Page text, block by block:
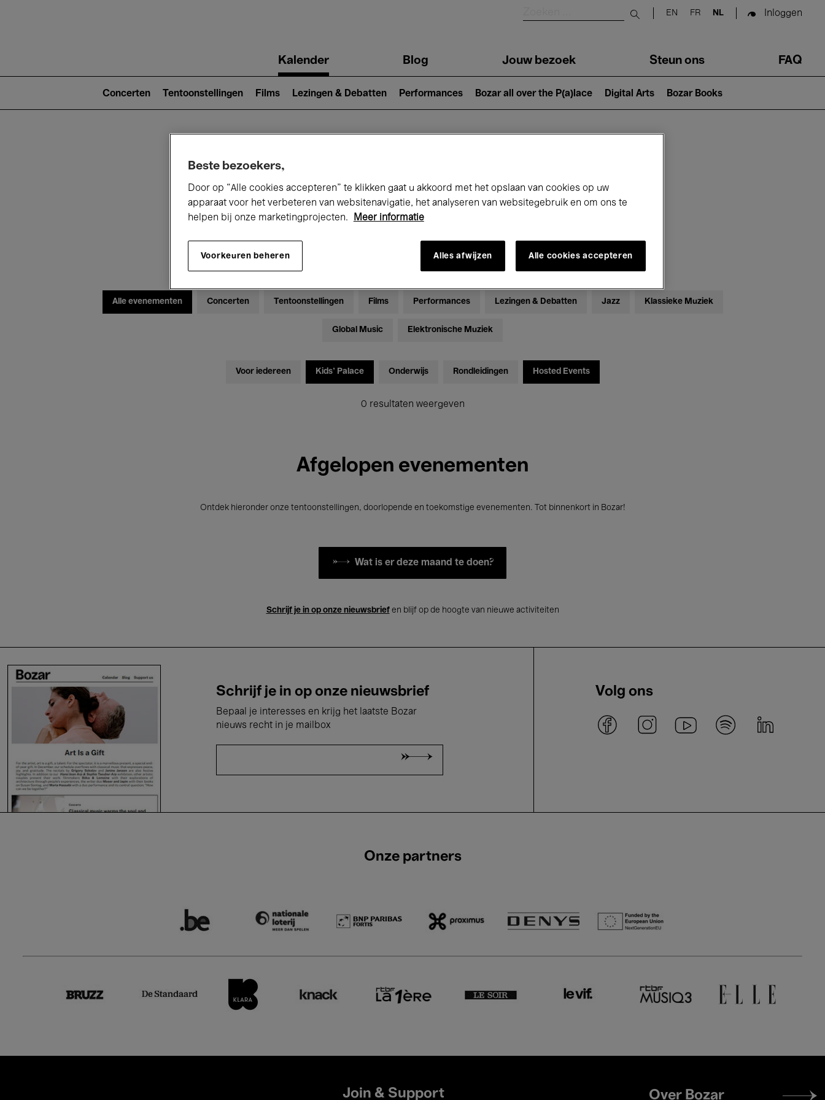
Submit search
EN FR NL Inloggen
navigationKalender Blog Jouw bezoek Steun ons FAQ
2)
Concerten Tentoonstellingen Films Lezingen & Debatten Performances Bozar all over the P(a)lace Digital Arts Bozar Books
Alle evenementen Concerten Tentoonstellingen Films Performances Lezingen & Debatten Jazz Klassieke Muziek
Global Music Elektronische Muziek
Voor iedereen Kids’ Palace Onderwijs Rondleidingen Hosted Events
0 resultaten weergeven
Afgelopen evenementen
Ontdek hieronder onze tentoonstellingen, doorlopende en toekomstige evenementen. Tot binnenkort in Bozar!
Wat is er deze maand te doen?
Schrijf je in op onze nieuwsbriefen blijf op de hoogte van nieuwe activiteiten
Schrijf je in op onze nieuwsbrief
Bepaal je interesses en krijg het laatste Bozar
nieuws recht in je mailbox
Volg ons
Onze partners
Join & Support
Footer
Over Bozar
Beste bezoekers,
Door op “Alle cookies accepteren” te klikken gaat u akkoord met het opslaan van cookies op uw
apparaat voor het verbeteren van websitenavigatie, het analyseren van websitegebruik en om ons te
helpen bij onze marketingprojecten.
Meer informatie
Voorkeuren beheren Alles afwijzen Alle cookies accepteren